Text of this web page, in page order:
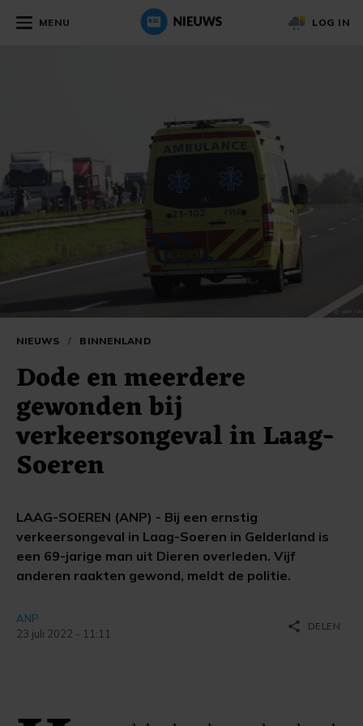
MENU LOG IN
NIEUWS / BINNENLAND
Dode en meerdere
gewonden bij
verkeersongeval in Laag-
Soeren
LAAG-SOEREN (ANP) - Bij een ernstig
verkeersongeval in Laag-Soeren in Gelderland is
een 69-jarige man uit Dieren overleden. Vijf
anderen raakten gewond, meldt de politie.
ANP
23 juli 2022 - 11:11
share DELEN